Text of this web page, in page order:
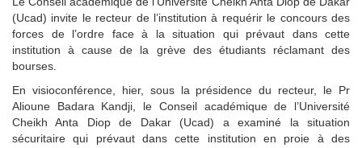
(Ucad) invite le recteur de l’institution à requérir le concours des
forces de l’ordre face à la situation qui prévaut dans cette
institution à cause de la grève des étudiants réclamant des
bourses.
En visioconférence, hier, sous la présidence du recteur, le Pr
Alioune Badara Kandji, le Conseil académique de l’Université
Cheikh Anta Diop de Dakar (Ucad) a examiné la situation
sécuritaire qui prévaut dans cette institution en proie à des